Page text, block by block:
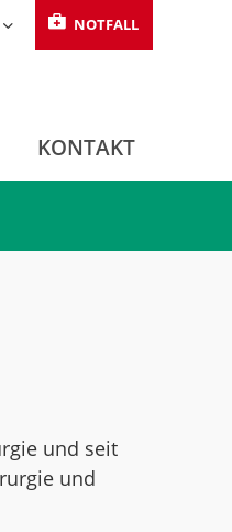
NOTFALL
KONTAKT
und seit
und